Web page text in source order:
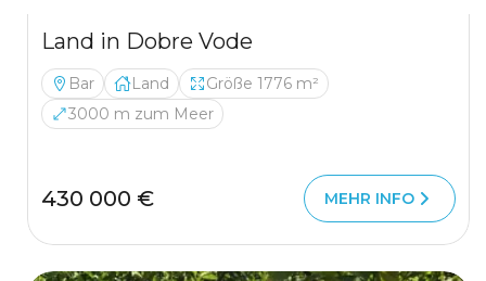
Land in Dobre Vode
Bar Land
Größe 1776 m²
3000 m zum Meer
430 000 € MEHR INFO